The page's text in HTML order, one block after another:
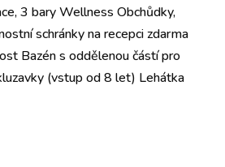
3 bary Wellness Obchůdky,
schránky na recepci zdarma
Bazén s oddělenou částí pro
(vstup od 8 let) Lehátka